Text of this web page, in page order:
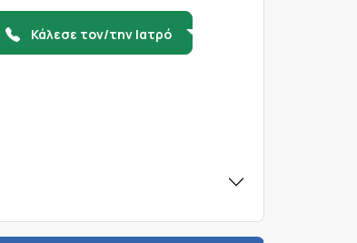
Κάλεσε τον/την Ιατρό